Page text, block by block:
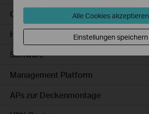
Cloud-Based
Hardware
Software
Management Platform
APs zur Deckenmontage
Alle Cookies akzeptieren
Einstellungen speichern